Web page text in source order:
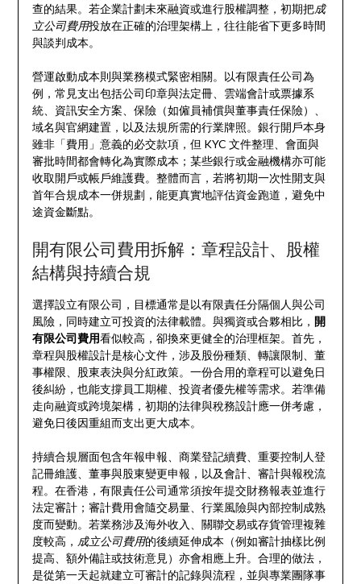
查的結果。若企業計劃未來融資或進行股權調整，初期把成
立公司費用投放在正確的治理架構上，往往能省下更多時間
與談判成本。
營運啟動成本則與業務模式緊密相關。以有限責任公司為
例，常見支出包括公司印章與法定冊、雲端會計或票據系
統、資訊安全方案、保險（如僱員補償與董事責任保險）、
域名與官網建置，以及法規所需的行業牌照。銀行開戶本身
雖非「費用」意義的必交款項，但 KYC 文件整理、會面與
審批時間都會轉化為實際成本；某些銀行或金融機構亦可能
收取開戶或帳戶維護費。整體而言，若將初期一次性開支與
首年合規成本一併規劃，能更真實地評估資金跑道，避免中
途資金斷點。
開有限公司費用拆解：章程設計、股權
結構與持續合規
選擇設立有限公司，目標通常是以有限責任分隔個人與公司
風險，同時建立可投資的法律載體。與獨資或合夥相比， 開
有限公司費用看似較高，卻換來更健全的治理框架。首先，
章程與股權設計是核心文件，涉及股份種類、轉讓限制、董
事權限、股東表決與分紅政策。一份合用的章程可以避免日
後糾紛，也能支撐員工期權、投資者優先權等需求。若準備
走向融資或跨境架構，初期的法律與稅務設計應一併考慮，
避免日後因重組而支出更大成本。
持續合規層面包含年報申報、商業登記續費、重要控制人登
記冊維護、董事與股東變更申報，以及會計、審計與報稅流
程。在香港，有限責任公司通常須按年提交財務報表並進行
法定審計；審計費用會隨交易量、行業風險與內部控制成熟
度而變動。若業務涉及海外收入、關聯交易或存貨管理複雜
度較高， 成立公司費用的後續延伸成本（例如審計抽樣比例
提高、額外備註或技術意見）亦會相應上升。合理的做法，
是從第一天起就建立可審計的記錄與流程，並與專業團隊事